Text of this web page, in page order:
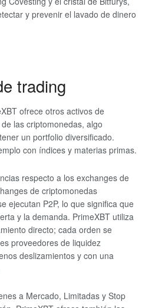
y prevenir el lavado de dinero
trading
ofrece otros activos de
las criptomonedas, algo
un portfolio diversificado.
con índices y materias primas.
respecto a los exchanges de
de criptomonedas
ejecutan P2P, lo que significa que
y la demanda. PrimeXBT utiliza
directo; cada orden se
proveedores de liquidez
deslizamientos y con una
a Mercado, Limitadas y Stop